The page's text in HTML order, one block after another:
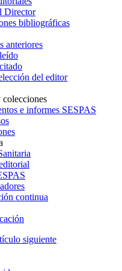
Director
bibliográficas
anteriores
del editor
colecciones
e informes SESPAS
continua
siguiente